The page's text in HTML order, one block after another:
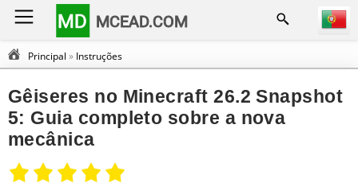
MD MCEAD.COM
Principal » Instruções
Gêiseres no Minecraft 26.2 Snapshot
5: Guia completo sobre a nova
mecânica